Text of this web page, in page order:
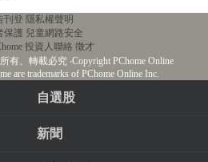
刊登 隱私權聲明
保護 兒童網路安全
投資人聯絡 徵才
有、轉載必究‧Copyright PChome Online
are trademarks of PChome Online Inc.
自選股
新聞